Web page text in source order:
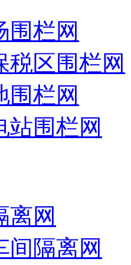
围栏网
税区围栏网
围栏网
站围栏网
离网
间隔离网